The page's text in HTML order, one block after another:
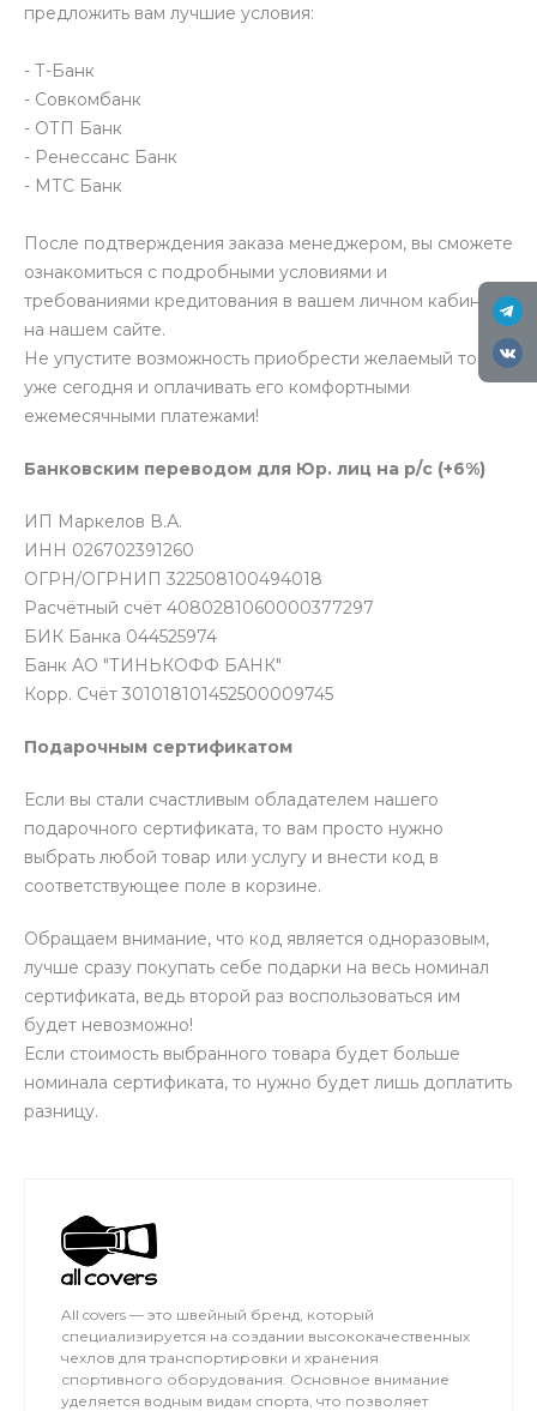
предложить вам лучшие условия:
- Т-Банк
- Совкомбанк
- ОТП Банк
- Ренессанс Банк
- МТС Банк
После подтверждения заказа менеджером, вы сможете
ознакомиться с подробными условиями и
требованиями кредитования в вашем личном кабинете
на нашем сайте.
Не упустите возможность приобрести желаемый товар
уже сегодня и оплачивать его комфортными
ежемесячными платежами!
Банковским переводом для Юр. лиц на р/с (+6%)
ИП Маркелов В.А.
ИНН 026702391260
ОГРН/ОГРНИП 322508100494018
Расчётный счёт 4080281060000377297
БИК Банка 044525974
Банк АО "ТИНЬКОФФ БАНК"
Корр. Счёт 301018101452500009745
Подарочным сертификатом
Если вы стали счастливым обладателем нашего
подарочного сертификата, то вам просто нужно
выбрать любой товар или услугу и внести код в
соответствующее поле в корзине.
Обращаем внимание, что код является одноразовым,
лучше сразу покупать себе подарки на весь номинал
сертификата, ведь второй раз воспользоваться им
будет невозможно!
Если стоимость выбранного товара будет больше
номинала сертификата, то нужно будет лишь доплатить
разницу.
All covers — это швейный бренд, который
специализируется на создании высококачественных
чехлов для транспортировки и хранения
спортивного оборудования. Основное внимание
уделяется водным видам спорта, что позволяет